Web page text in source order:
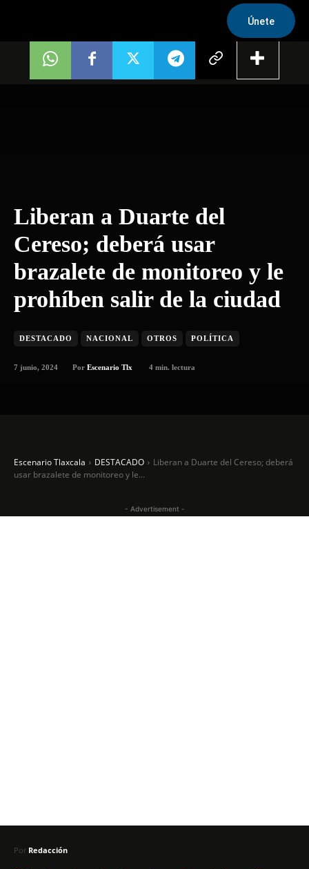
Únete
Liberan a Duarte del
Cereso; deberá usar
brazalete de monitoreo y le
prohíben salir de la ciudad
DESTACADO NACIONAL OTROS POLÍTICA
7 junio, 2024 Por Escenario Tlx 4 min. lectura
Escenario Tlaxcala DESTACADO
Liberan a Duarte del Cereso; deberá
usar brazalete de monitoreo y le...
- Advertisement -
Por Redacción